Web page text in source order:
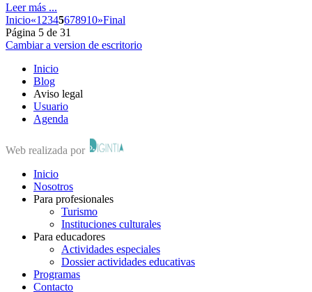
Leer más ...
Inicio«1 2345678910»Final
Página 5 de 31
Cambiar a version de escritorio
Inicio
Blog
Aviso legal
Usuario
Agenda
Web realizada por
Inicio
Nosotros
Para profesionales
Turismo
Instituciones culturales
Para educadores
Actividades especiales
Dossier actividades educativas
Programas
Contacto